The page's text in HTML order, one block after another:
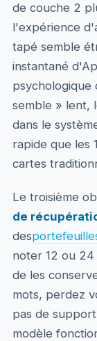
de couche 2
l'expérience
tapé semble
instantané
psychologique
semble » lent,
dans le
rapide que les
cartes
Le troisième
de
des
noter 12 ou
de les
mots, perdez
pas de
modèle